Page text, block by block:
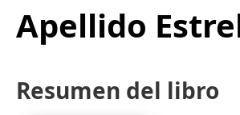
Apellido
Resumen del libro